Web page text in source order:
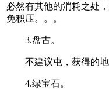
必然有其他的消耗之处
免积压。。。
3.盘古。
不建议屯，获得的地
4.绿宝石。